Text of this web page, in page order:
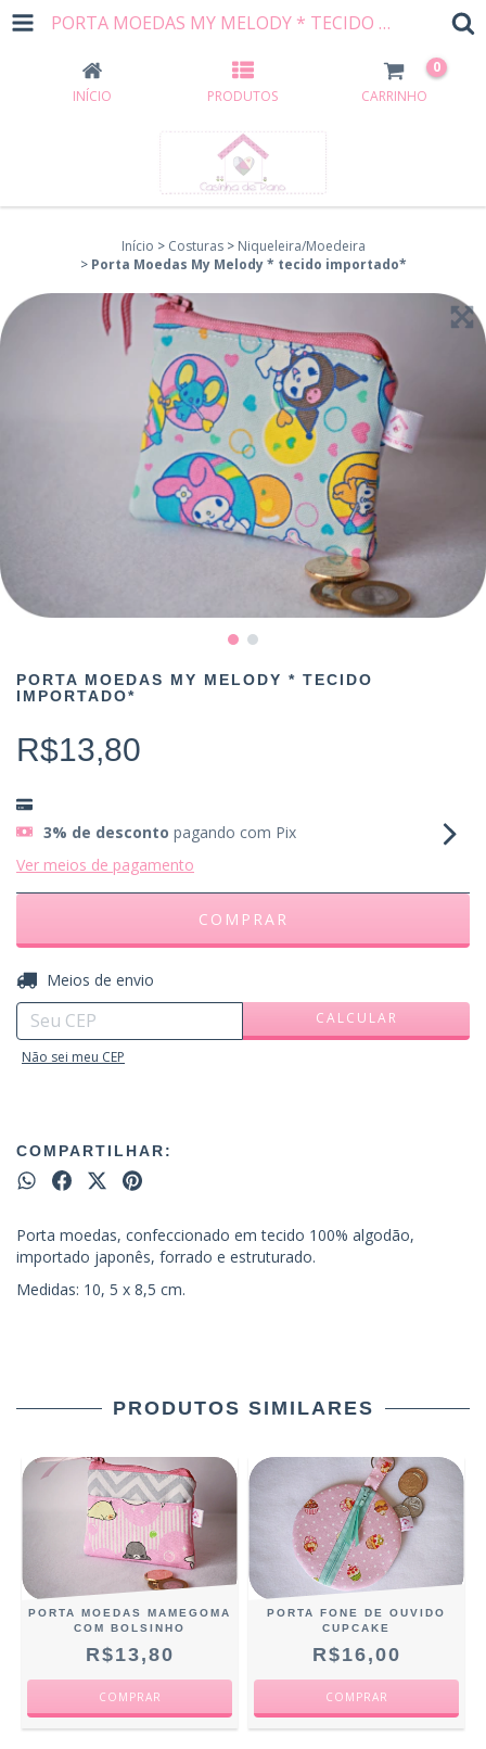
PORTA MOEDAS MY MELODY * TECIDO IMPORTADO*
INÍCIO PRODUTOS CARRINHO
0
Início > Costuras > Niqueleira/Moedeira
> Porta Moedas My Melody * tecido importado*
PORTA MOEDAS MY MELODY * TECIDO
IMPORTADO*
R$13,80
3% de desconto pagando com Pix
Ver meios de pagamento
Entregas para o CEP:
Meios de envio
CALCULAR
Não sei meu CEP
COMPARTILHAR:
Porta moedas, confeccionado em tecido 100% algodão,
importado japonês, forrado e estruturado.
Medidas: 10, 5 x 8,5 cm.
PRODUTOS SIMILARES
PORTA MOEDAS MAMEGOMA
COM BOLSINHO
R$13,80
PORTA FONE DE OUVIDO
CUPCAKE
R$16,00